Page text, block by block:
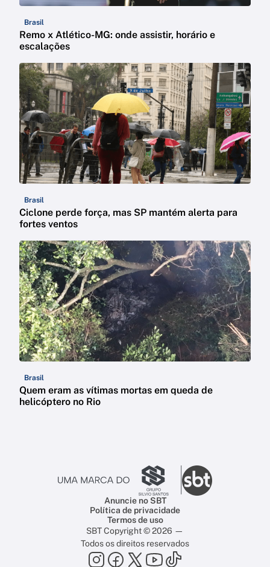
Brasil
Remo x Atlético-MG: onde assistir, horário e
escalações
Brasil
Ciclone perde força, mas SP mantém alerta para
fortes ventos
Brasil
Quem eram as vítimas mortas em queda de
helicóptero no Rio
Anuncie no SBT
Política de privacidade
Termos de uso
SBT Copyright © 2026 —
Todos os direitos reservados